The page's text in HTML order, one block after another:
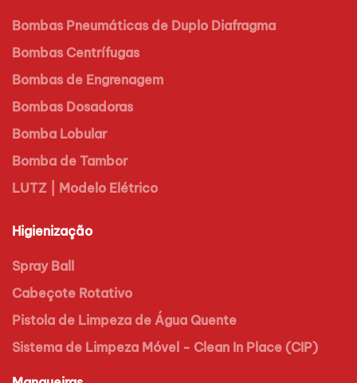
Bombas Pneumáticas de Duplo Diafragma
Bombas Centrífugas
Bombas de Engrenagem
Bombas Dosadoras
Bomba Lobular
Bomba de Tambor
LUTZ | Modelo Elétrico
Higienização
Spray Ball
Cabeçote Rotativo
Pistola de Limpeza de Água Quente
Sistema de Limpeza Móvel - Clean In Place (CIP)